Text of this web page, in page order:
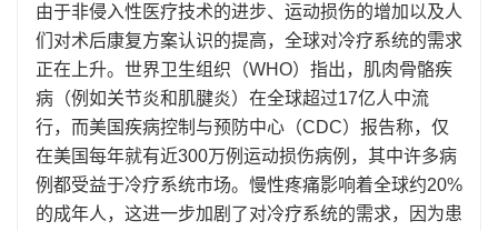
由于非侵入性医疗技术的进步、运动损伤的增加以及人
们对术后康复方案认识的提高，全球对冷疗系统的需求
正在上升。世界卫生组织（WHO）指出，肌肉骨骼疾
病（例如关节炎和肌腱炎）在全球超过17亿人中流
行，而美国疾病控制与预防中心（CDC）报告称，仅
在美国每年就有近300万例运动损伤病例，其中许多病
例都受益于冷疗系统市场。慢性疼痛影响着全球约20%
的成年人，这进一步加剧了对冷疗系统的需求，因为患